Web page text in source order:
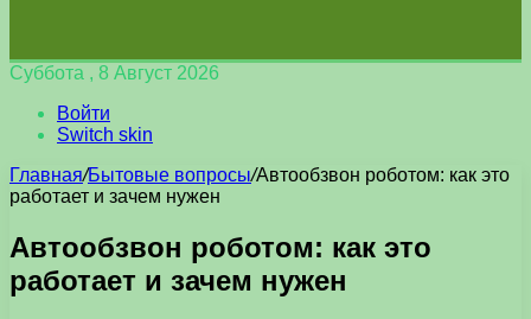
Суббота , 8 Август 2026
Войти
Switch skin
Главная/Бытовые вопросы/Автообзвон роботом: как это
работает и зачем нужен
Автообзвон роботом: как это
работает и зачем нужен